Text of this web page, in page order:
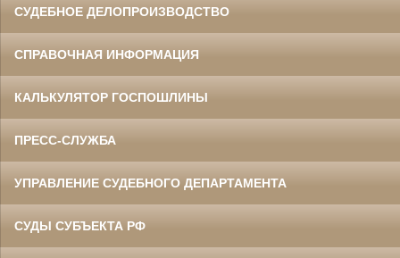
СУДЕБНОЕ ДЕЛОПРОИЗВОДСТВО
СПРАВОЧНАЯ ИНФОРМАЦИЯ
КАЛЬКУЛЯТОР ГОСПОШЛИНЫ
ПРЕСС-СЛУЖБА
УПРАВЛЕНИЕ СУДЕБНОГО ДЕПАРТАМЕНТА
СУДЫ СУБЪЕКТА РФ